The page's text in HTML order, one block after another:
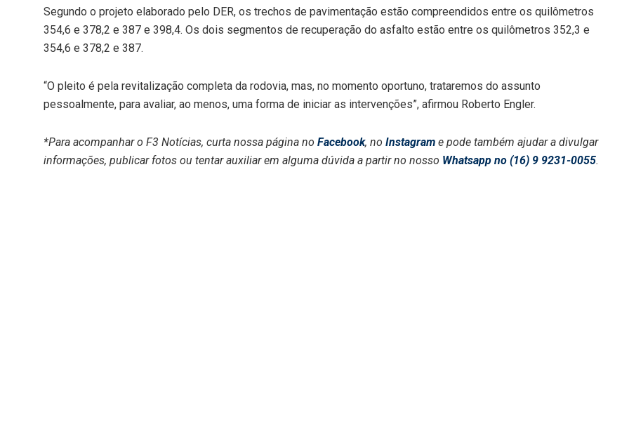
Segundo o projeto elaborado pelo DER, os trechos de pavimentação estão compreendidos entre os quilômetros
354,6 e 378,2 e 387 e 398,4. Os dois segmentos de recuperação do asfalto estão entre os quilômetros 352,3 e
354,6 e 378,2 e 387.
“O pleito é pela revitalização completa da rodovia, mas, no momento oportuno, trataremos do assunto
pessoalmente, para avaliar, ao menos, uma forma de iniciar as intervenções”, afirmou Roberto Engler.
*Para acompanhar o F3 Notícias, curta nossa página no Facebook, no Instagram e pode também ajudar a divulgar
informações, publicar fotos ou tentar auxiliar em alguma dúvida a partir no nosso Whatsapp no (16) 9 9231-0055.